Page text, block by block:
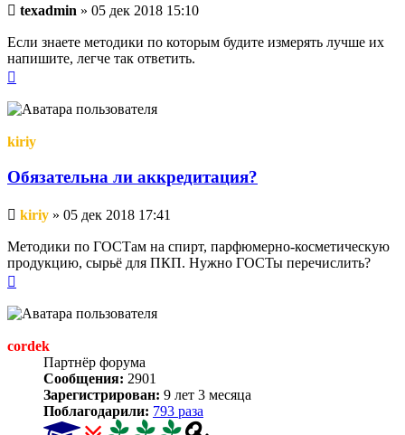
Непрочитанное
texadmin » 05 дек 2018 15:10
Если знаете методики по которым будите измерять лучше их
напишите, легче так ответить.
началу
kiriy
Обязательна ли аккредитация?
Непрочитанное
сообщение
kiriy » 05 дек 2018 17:41
Методики по ГОСТам на спирт, парфюмерно-косметическую
продукцию, сырьё для ПКП. Нужно ГОСТы перечислить?
началу
cordek
Партнёр форума
Сообщения: 2901
Зарегистрирован: 9 лет 3 месяца
Поблагодарили: 793 раза